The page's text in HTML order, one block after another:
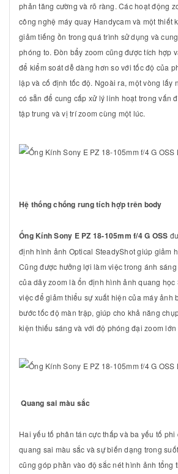
phản tăng cường và rõ ràng. Các hoạt động
công nghệ máy quay Handycam và một thiết
giảm tiếng ồn trong quá trình sử dụng và
phóng to. Đòn bẩy zoom cũng được tích hợp
để kiểm soát dễ dàng hơn so với tốc độ của
lập và cố định tốc độ. Ngoài ra, một vòng lấy
có sẵn để cung cấp xử lý linh hoạt trong vấn
tập trung và vị trí zoom cùng một lúc.
Hệ thống chống rung tích hợp trên body
Ống Kính Sony E PZ 18-105mm f/4 G OSS
định hình ảnh Optical SteadyShot giúp giảm
Cũng được hưởng lợi làm việc trong ánh
của dãy zoom là ổn định hình ảnh quang học
việc để giảm thiểu sự xuất hiện của máy ảnh
bước tốc độ màn trập, giúp cho khả năng
kiện thiếu sáng và với độ phóng đại zoom lớn
Quang sai màu sắc
Hai yếu tố phân tán cực thấp và ba yếu tố
quang sai màu sắc và sự biến dạng trong
cũng góp phần vào độ sắc nét hình ảnh tổng